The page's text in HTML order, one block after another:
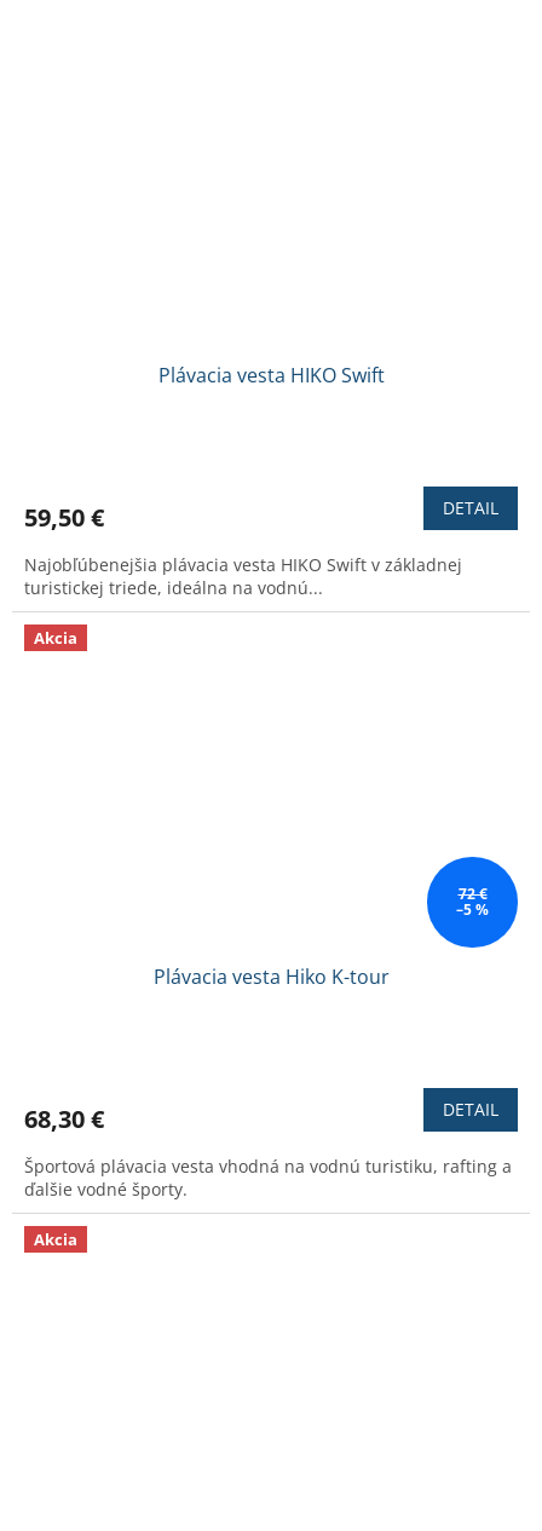
Plávacia vesta HIKO Swift
je
z
5
hviezdičiek.
59,50 € DETAIL
Najobľúbenejšia plávacia vesta HIKO Swift v základnej
turistickej triede, ideálna na vodnú...
Akcia
72 €
–5 %
Plávacia vesta Hiko K-tour
je
z
5
hviezdičiek.
68,30 € DETAIL
Športová plávacia vesta vhodná na vodnú turistiku, rafting a
ďalšie vodné športy.
Akcia